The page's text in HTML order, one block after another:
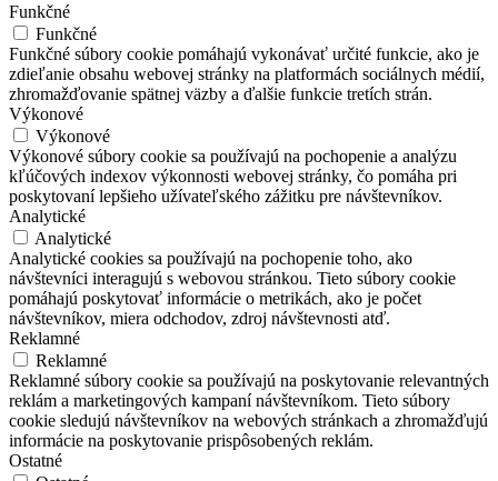
Funkčné
Funkčné
Funkčné súbory cookie pomáhajú vykonávať určité funkcie, ako je
zdieľanie obsahu webovej stránky na platformách sociálnych médií,
zhromažďovanie spätnej väzby a ďalšie funkcie tretích strán.
Výkonové
Výkonové
Výkonové súbory cookie sa používajú na pochopenie a analýzu
kľúčových indexov výkonnosti webovej stránky, čo pomáha pri
poskytovaní lepšieho užívateľského zážitku pre návštevníkov.
Analytické
Analytické
Analytické cookies sa používajú na pochopenie toho, ako
návštevníci interagujú s webovou stránkou. Tieto súbory cookie
pomáhajú poskytovať informácie o metrikách, ako je počet
návštevníkov, miera odchodov, zdroj návštevnosti atď.
Reklamné
Reklamné
Reklamné súbory cookie sa používajú na poskytovanie relevantných
reklám a marketingových kampaní návštevníkom. Tieto súbory
cookie sledujú návštevníkov na webových stránkach a zhromažďujú
informácie na poskytovanie prispôsobených reklám.
Ostatné